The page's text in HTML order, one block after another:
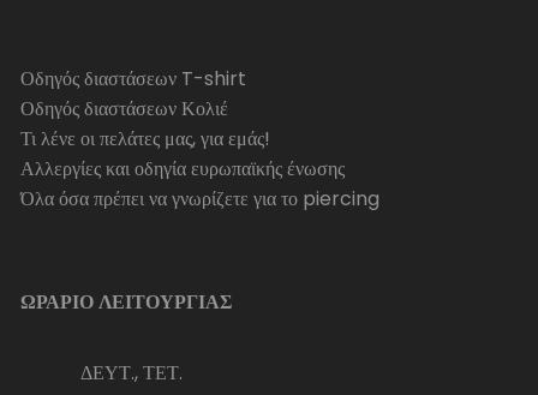
Οδηγός διαστάσεων T-shirt
Οδηγός διαστάσεων Κολιέ
Τι λένε οι πελάτες μας, για εμάς!
Αλλεργίες και οδηγία ευρωπαϊκής ένωσης
Όλα όσα πρέπει να γνωρίζετε για το piercing
ΩΡΑΡΙΟ ΛΕΙΤΟΥΡΓΙΑΣ
ΔΕΥΤ., ΤΕΤ.